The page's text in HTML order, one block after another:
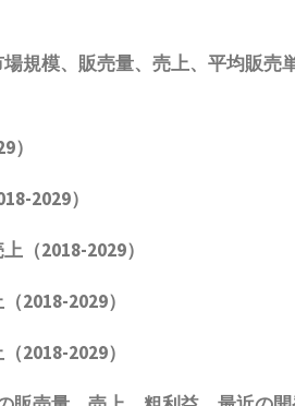
規模、 販売量、売上、平均販売
）
2029）
（2018-2029）
2018-2029）
2018-2029）